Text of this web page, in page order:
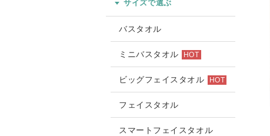
サイズで選ぶ
バスタオル
ミニバスタオル HOT
ビッグフェイスタオル HOT
フェイスタオル
スマートフェイスタオル